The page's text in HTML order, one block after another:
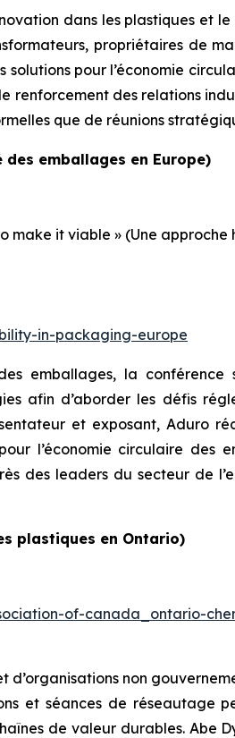
dans les plastiques et
propriétaires de
pour l’économie
des relations
que de réunions
emballages en Europe)
it viable » (Une
in-packaging-europe
emballages, la
afin d’aborder les défis
et exposant, Aduro
l’économie circulaire des
des leaders du secteur de
plastiques en Ontario)
of-canada_ontario-
non
et séances de réseautage
de valeur durables. Abe